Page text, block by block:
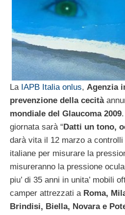
La IAPB Italia onlus, Agenzia
prevenzione della cecità
mondiale del Glaucoma 2009
giornata sarà “Datti un tono,
darà vita il 12 marzo a controlli
italiane per misurare la
misureranno la pressione
piu’ di 35 anni in unita’ mobili
camper attrezzati a Roma,
Brindisi, Biella, Novara e